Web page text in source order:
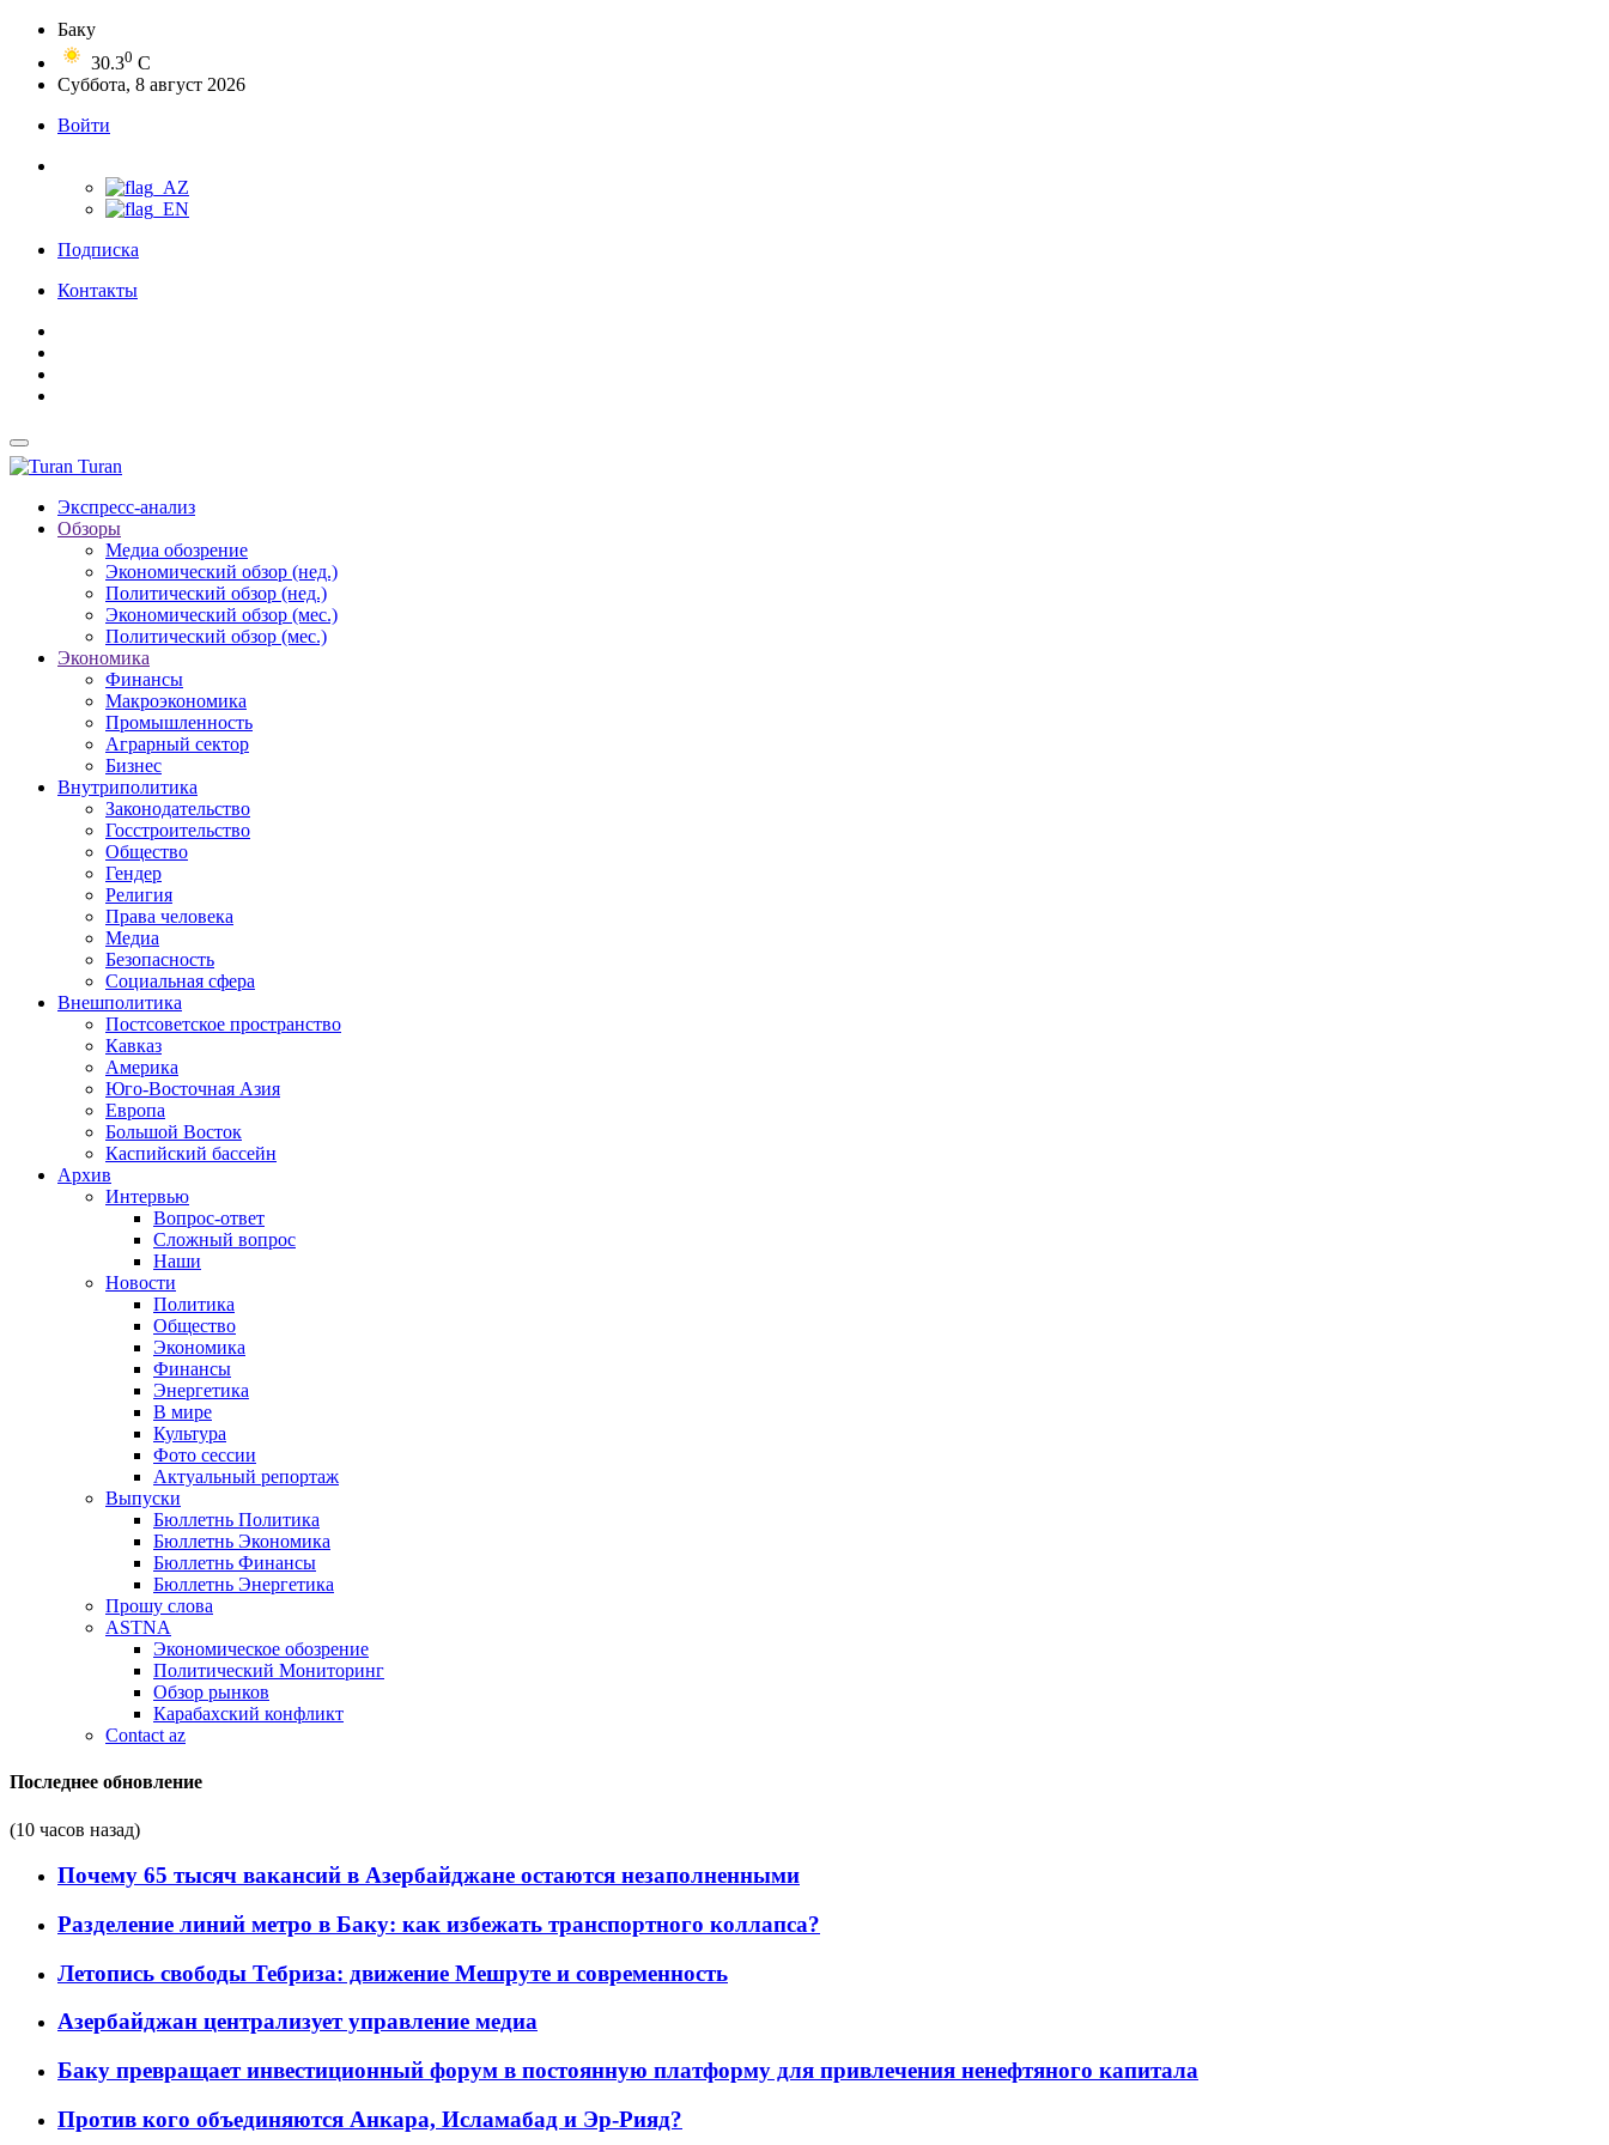
Баку
30.30 C
Суббота, 8 август 2026
Войти
Подписка
Контакты
Turan
Экспресс-анализ
Обзоры
Медиа обозрение
Экономический обзор (нед.)
Политический обзор (нед.)
Экономический обзор (мес.)
Политический обзор (мес.)
Экономика
Финансы
Макроэкономика
Промышленность
Аграрный сектор
Бизнес
Внутриполитика
Законодательство
Госстроительство
Общество
Гендер
Религия
Права человека
Медиа
Безопасность
Социальная сфера
Внешполитика
Постсоветское пространство
Кавказ
Америка
Юго-Восточная Азия
Европа
Большой Восток
Каспийский бассейн
Архив
Интервью
Вопрос-ответ
Сложный вопрос
Наши
Новости
Политика
Общество
Экономика
Финансы
Энергетика
В мире
Культура
Фото сессии
Актуальный репортаж
Выпуски
Бюллетнь Политика
Бюллетнь Экономика
Бюллетнь Финансы
Бюллетнь Энергетика
Прошу слова
ASTNA
Экономическое обозрение
Политический Мониторинг
Обзор рынков
Карабахский конфликт
Contact az
Последнее обновление
(10 часов назад)
Почему 65 тысяч вакансий в Азербайджане остаются незаполненными
Разделение линий метро в Баку: как избежать транспортного коллапса?
Летопись свободы Тебриза: движение Мешруте и современность
Азербайджан централизует управление медиа
Баку превращает инвестиционный форум в постоянную платформу для привлечения ненефтяного капитала
Против кого объединяются Анкара, Исламабад и Эр-Рияд?